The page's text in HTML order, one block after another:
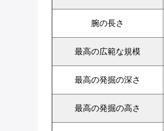
腕の長さ
最高の広範な規模
最高の発掘の深さ
最高の発掘の高さ